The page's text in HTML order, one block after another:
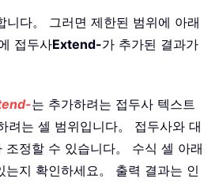
니다。 그러면 제한된 범위에 아래
접두사Extend-가 추가된 결과가
는 추가하려는 접두사 텍스트
려는 셀 범위입니다。 접두사와 대
정할 수 있습니다。 수식 셀 아래
는지 확인하세요。 출력 결과는 인